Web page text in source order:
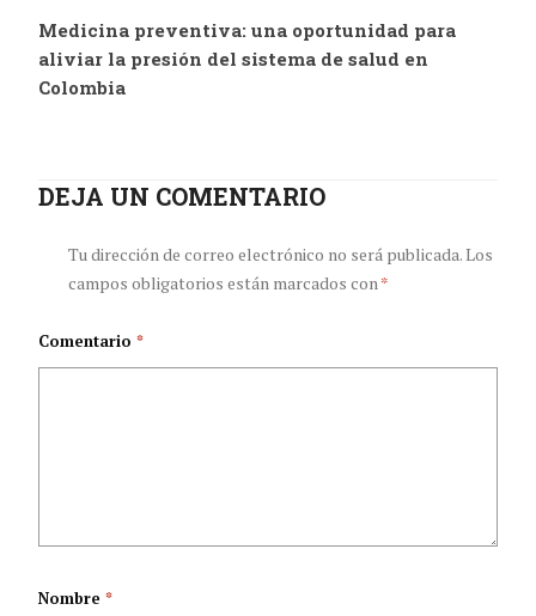
Medicina preventiva: una oportunidad para
aliviar la presión del sistema de salud en
Colombia
DEJA UN COMENTARIO
Tu dirección de correo electrónico no será publicada.Los
campos obligatorios están marcados con*
Comentario*
Nombre*